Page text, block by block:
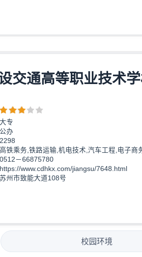
交通高等职业技术
专
办
铁乘务,铁路运输,机电技术,汽车工程,电子商
－66875780
www.cdhkx.com/jiangsu/7648.html
州市致能大道108号
校园环境